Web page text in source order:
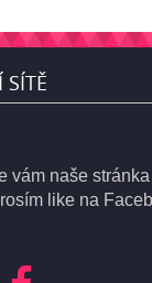
SÍTĚ
vám naše
like na